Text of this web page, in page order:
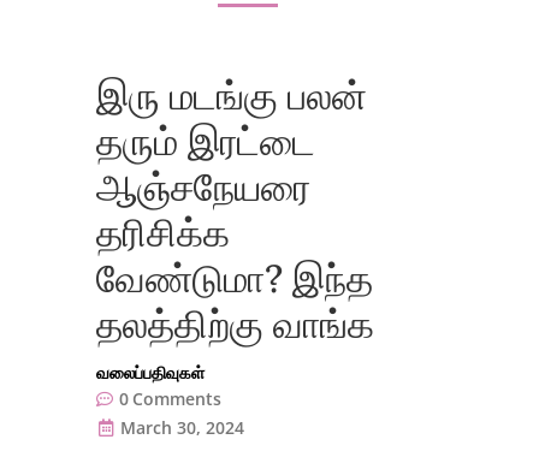
இரு மடங்கு பலன்
தரும் இரட்டை
ஆஞ்சநேயரை
தரிசிக்க
வேண்டுமா? இந்த
தலத்திற்கு வாங்க
வலைப்பதிவுகள்
0 Comments
March 30, 2024